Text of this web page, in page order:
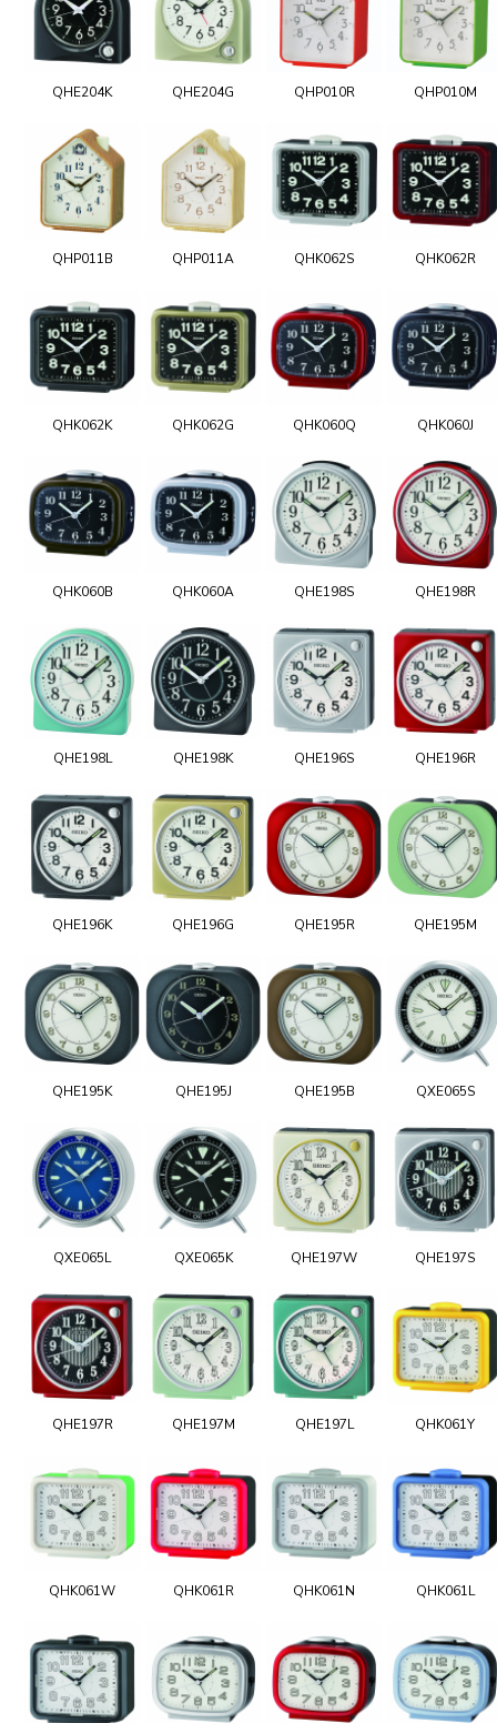
QHE204K QHE204G QHP010R QHP010M
QHP011B QHP011A QHK062S QHK062R
QHK062K QHK062G QHK060Q QHK060J
QHK060B QHK060A QHE198S QHE198R
QHE198L QHE198K QHE196S QHE196R
QHE196K QHE196G QHE195R QHE195M
QHE195K QHE195J QHE195B QXE065S
QXE065L QXE065K QHE197W QHE197S
QHE197R QHE197M QHE197L QHK061Y
QHK061W QHK061R QHK061N QHK061L